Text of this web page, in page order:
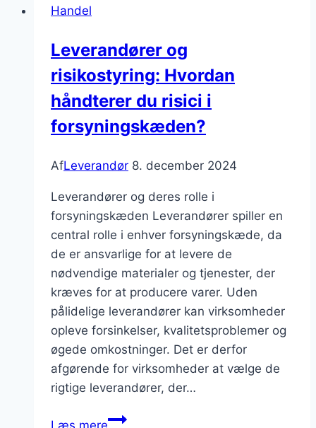
Handel
Leverandører og
risikostyring: Hvordan
håndterer du risici i
forsyningskæden?
AfLeverandør 8. december 2024
Leverandører og deres rolle i
forsyningskæden Leverandører spiller en
central rolle i enhver forsyningskæde, da
de er ansvarlige for at levere de
nødvendige materialer og tjenester, der
kræves for at producere varer. Uden
pålidelige leverandører kan virksomheder
opleve forsinkelser, kvalitetsproblemer og
øgede omkostninger. Det er derfor
afgørende for virksomheder at vælge de
rigtige leverandører, der…
Læs mereLeverandører